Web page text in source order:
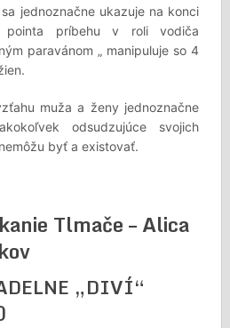
jednoznačne ukazuje na konci
pointa príbehu v roli vodiča
paravánom „ manipuluje so 4
muža a ženy jednoznačne
odsudzujúce svojich
byť a existovať.
Tlmače – Alica
„DIVÍ“